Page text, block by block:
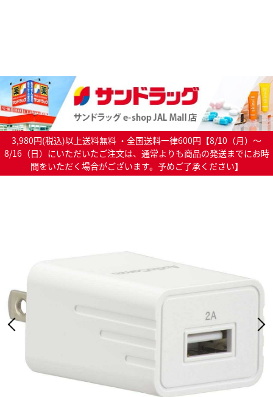
3,980円(税込)以上送料無料 ・全国送料一律600円【8/10（月）～
8/16（日）にいただいたご注文は、通常よりも商品の発送までにお時
間をいただく場合がございます。予めご了承ください】